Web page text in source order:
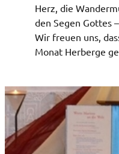
Herz, die
den Segen Gottes
Wir freuen uns,
Monat Herberge